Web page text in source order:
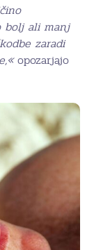
bolj ali manj
zaradi
opozarjajo